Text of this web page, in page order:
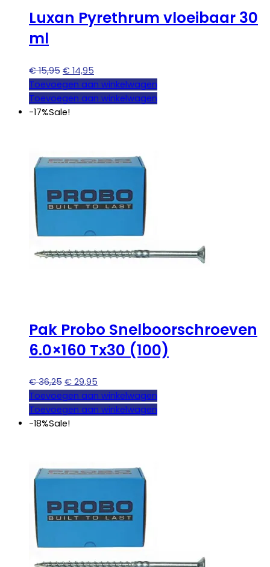
Luxan Pyrethrum vloeibaar 30
ml
€15,95 Oorspronkelijke
prijs
was:
€ 15,95.
€ 14,95
prijs
is:
Toevoegen aan winkelwagen
Toevoegen aan winkelwagen
-17%Sale!
Pak Probo Snelboorschroeven
6.0×160 Tx30 (100)
€36,25 Oorspronkelijke
prijs
was:
€ 36,25.
€ 29,95
prijs
is:
Toevoegen aan winkelwagen
Toevoegen aan winkelwagen
-18%Sale!